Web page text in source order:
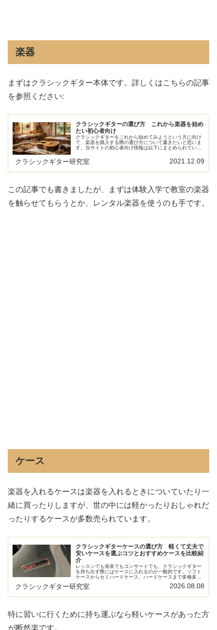
楽器
まずはクラシックギター本体です。詳しくはこちらの記事
を参照ください:
クラシックギターの選び方 これから楽器を始め
たい初心者向け
クラシックギターをこれから始めてみようという方に向け
て、楽器を購入する際の選び方について書きたいと思いま
す。当サイトの初心者向け情報は以下にまとめられていま
帯についてまずは気になるクラシッ...
クラシックギター研究室 2021.12.09
この記事でも書きましたが、まずは体験入学で教室の楽器
を触らせてもらうとか、レンタル楽器を使うのも手です。
ケース
楽器を入れるケースは楽器を入れるときについていたり一
緒に買ったりしますが、世の中には軽かったりおしゃれだ
ったりするケースが多数売られています。
クラシックギターケースの選び方 軽くて丈夫で
安いケースを選ぶコツとおすすめケースを比較紹
介
レッスンでも発表でもコンサートでも、クラシックギター
を持ち出す際にはケースに入れるのが一般的です。ソフト
ケースからセミハードケース、ハードケースまで多種多様
なケースが出ています。一般的に売られているケースの特
徴と選び方をまとめてみました。ま...
クラシックギター研究室 2026.08.08
特に習いに行くために持ち運ぶなら軽いケースがあった方
が断然楽です。